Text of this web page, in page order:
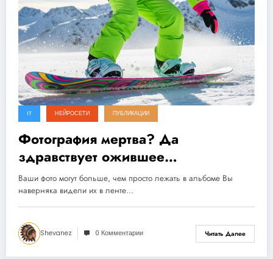
IT НЕЙРОСЕТИ ПУБЛИКАЦИИ
Фотография мертва? Да
здравствует ожившее
воспоминание!
Ваши фото могут больше, чем просто лежать в альбоме Вы
наверняка видели их в ленте…
Shevanez 0 Комментарии Читать Далее